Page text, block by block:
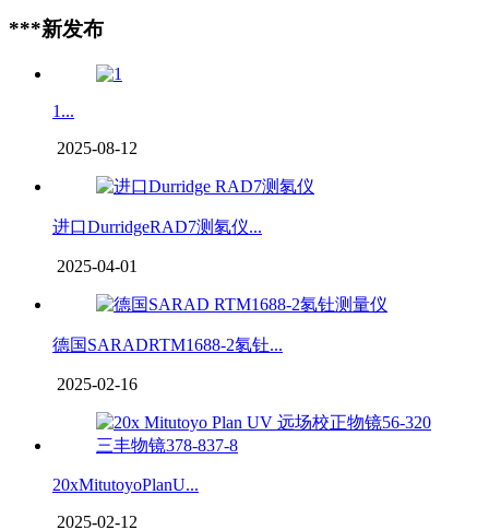
***新发布
1...
2025-08-12
进口DurridgeRAD7测氡仪...
2025-04-01
德国SARADRTM1688-2氡钍...
2025-02-16
20xMitutoyoPlanU...
2025-02-12